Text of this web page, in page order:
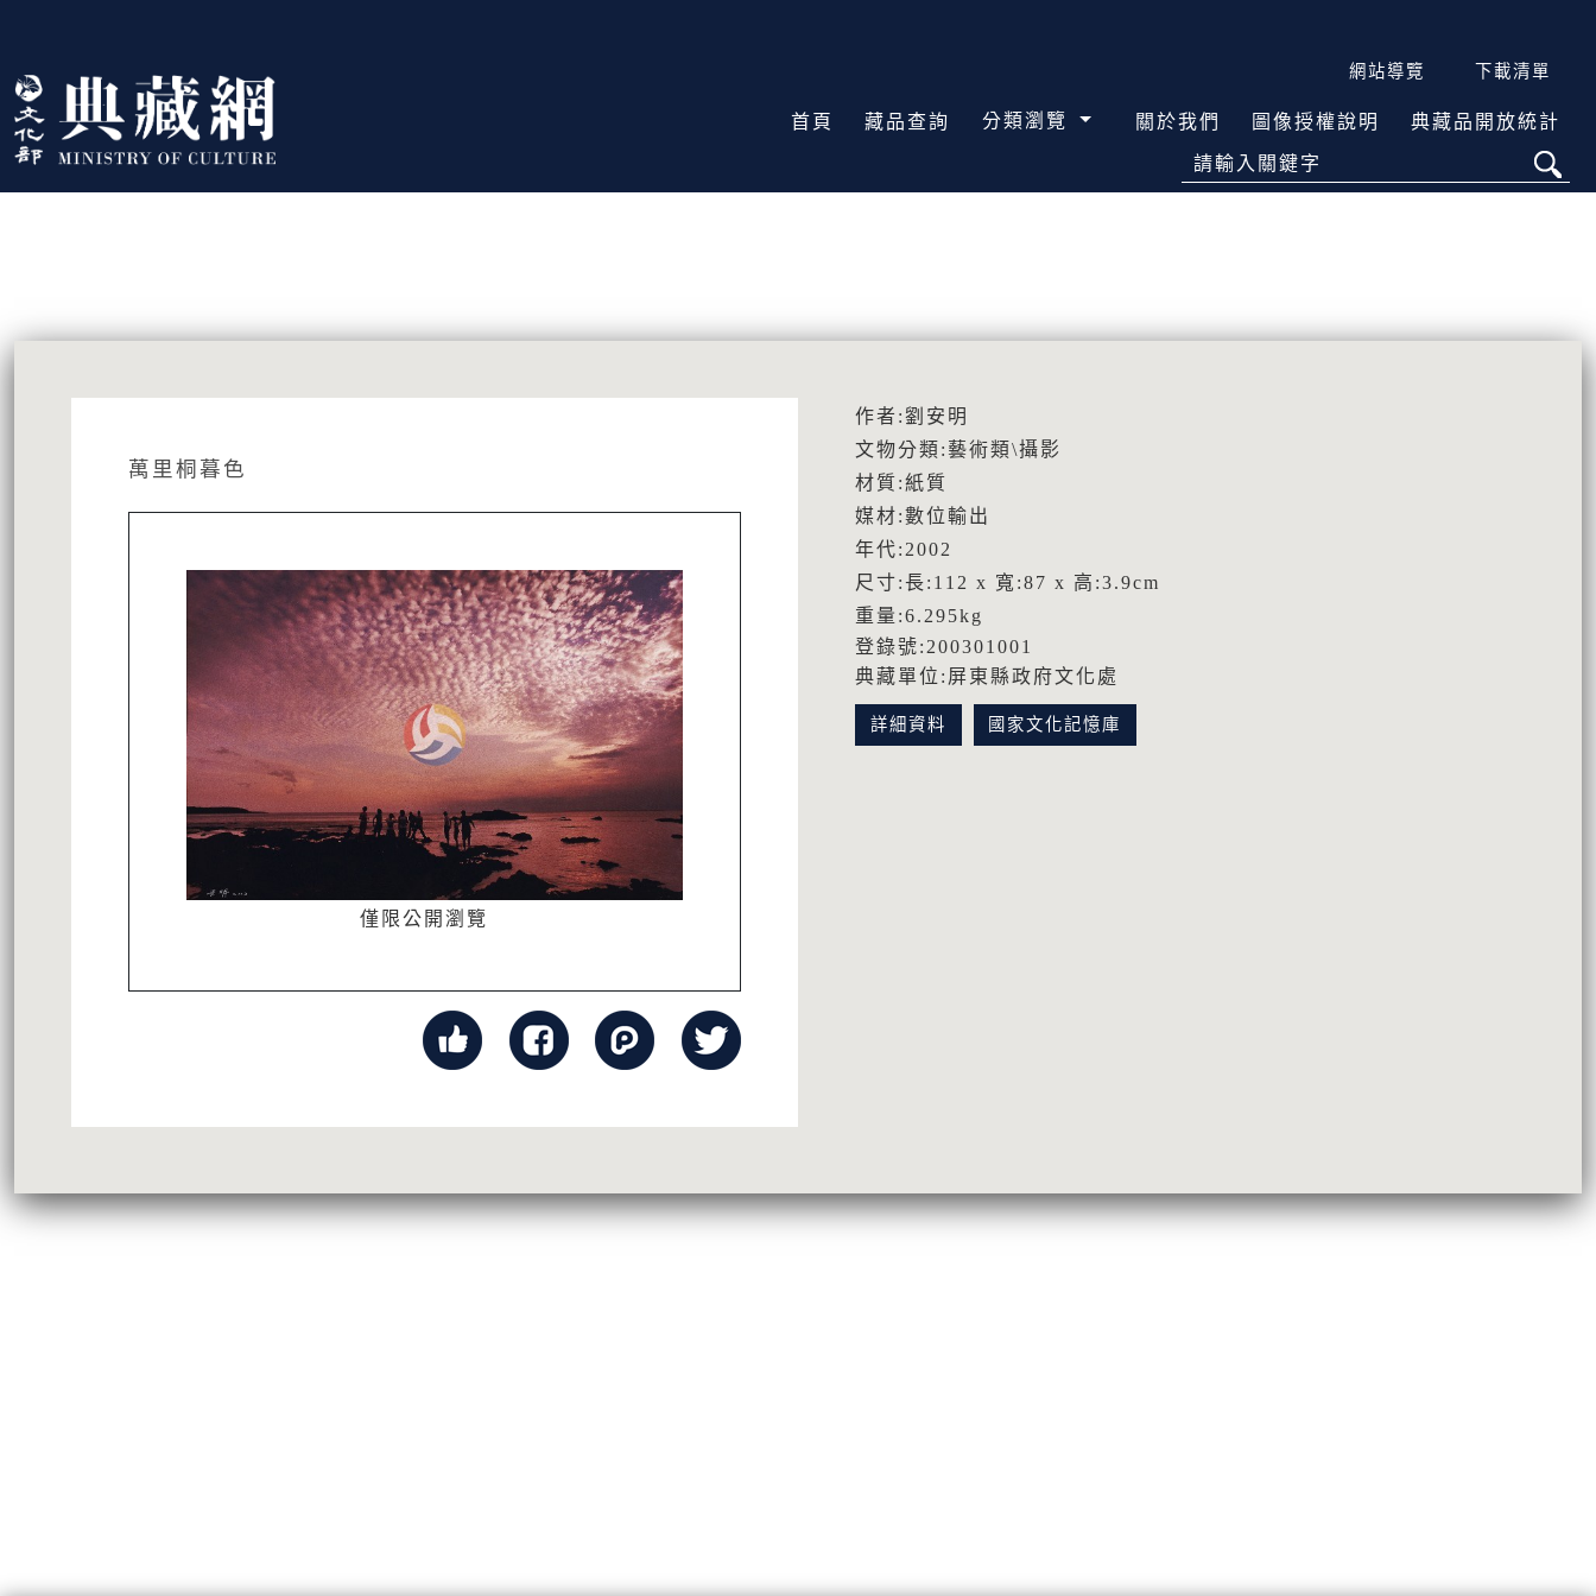
:::
網站導覽 下載清單
首頁 藏品查詢 分類瀏覽 關於我們 圖像授權說明 典藏品開放統計
請輸入關鍵字
萬里桐暮色
僅限公開瀏覽
作者:劉安明
文物分類:藝術類\攝影
材質:紙質
媒材:數位輸出
年代:2002
尺寸:長:112 x 寬:87 x 高:3.9cm
重量:6.295kg
登錄號:200301001
典藏單位:屏東縣政府文化處
詳細資料 國家文化記憶庫